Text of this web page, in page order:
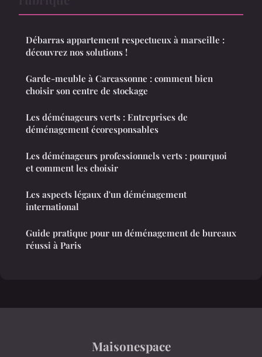
Débarras appartement respectueux à marseille :
découvrez nos solutions !
Garde-meuble à Carcassonne : comment bien
choisir son centre de stockage
Les déménageurs verts : Entreprises de
déménagement écoresponsables
Les déménageurs professionnels verts : pourquoi
et comment les choisir
Les aspects légaux d'un déménagement
international
Guide pratique pour un déménagement de bureaux
réussi à Paris
Maisonespace